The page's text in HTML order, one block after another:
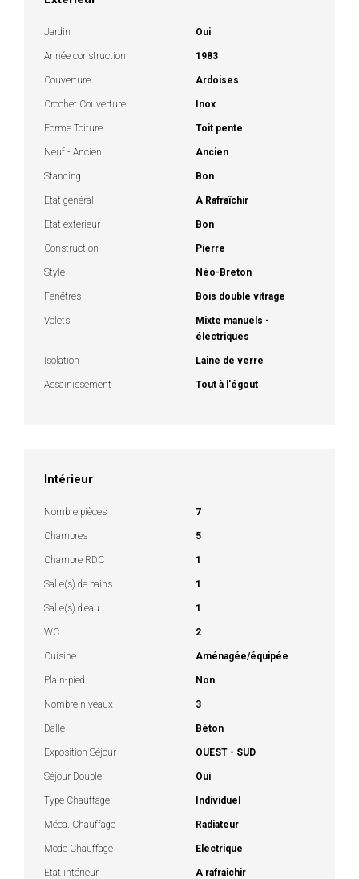
Jardin Oui
Année construction 1983
Couverture Ardoises
Crochet Couverture Inox
Forme Toiture Toit pente
Neuf - Ancien Ancien
Standing Bon
Etat général A Rafraîchir
Etat extérieur Bon
Construction Pierre
Style Néo-Breton
Fenêtres Bois double vitrage
Volets
Mixte manuels -
électriques
Isolation Laine de verre
Assainissement Tout à l'égout
Intérieur
Nombre pièces 7
Chambres 5
Chambre RDC 1
Salle(s) de bains 1
Salle(s) d'eau 1
WC 2
Cuisine Aménagée/équipée
Plain-pied Non
Nombre niveaux 3
Dalle Béton
Exposition Séjour OUEST - SUD
Séjour Double Oui
Type Chauffage Individuel
Méca. Chauffage Radiateur
Mode Chauffage Electrique
Etat intérieur A rafraîchir